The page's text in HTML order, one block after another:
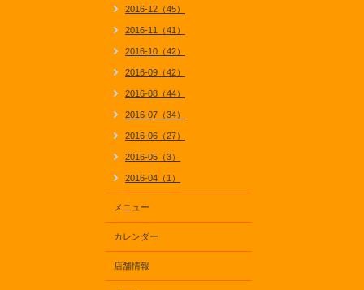
2016-12（45）
2016-11（41）
2016-10（42）
2016-09（42）
2016-08（44）
2016-07（34）
2016-06（27）
2016-05（3）
2016-04（1）
メニュー
カレンダー
店舗情報